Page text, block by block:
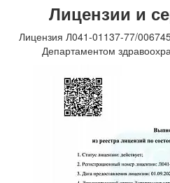
Лицензии и
Лицензия Л041-01137-77/
Департаментом